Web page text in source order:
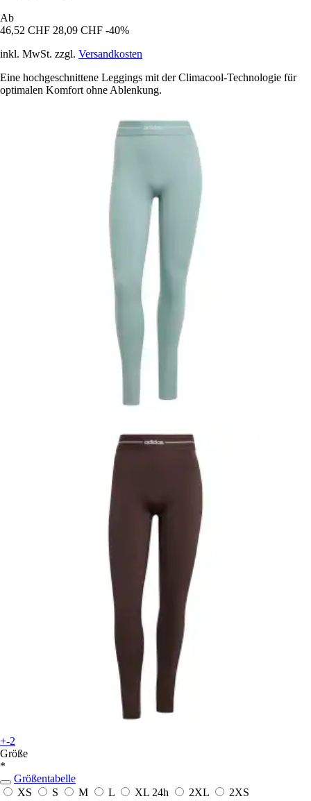
Ab
46,52 CHF 28,09 CHF -40%
inkl. MwSt. zzgl. Versandkosten
Eine hochgeschnittene Leggings mit der Climacool-Technologie für
optimalen Komfort ohne Ablenkung.
+-2
Größe
*
Größentabelle
XS
S M L XL 24h 2XL
2XS